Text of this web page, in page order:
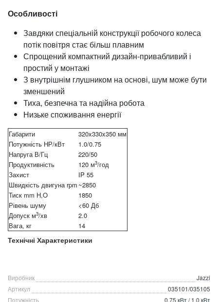
Особливості
Завдяки спеціальній конструкції робочого колеса
потік повітря стає більш плавним
Спрощений компактний дизайн-привабливий і
простий у монтажі
З внутрішнім глушником на основі, шум може бути
зменшений
Тиха, безпечна та надійна робота
Низьке споживання енергії
Технічні Характеристики
Габарити
320x330x350 мм
Потужність НР/кВт
1.0/0.75
Напруга В/Гц
220/50
Продуктивність
120 м3/год
Захист
IP 55
Швидкість двигуна rpm ~2850
Тиск mm H,O
1850
Рівень шуму
<60 Дб
Допуск м3/хв
2.0
Вага, кг
14
Виробник
Jazzi
Артикул
035101/035105
Потужність
0.75 кВт / 1.0 кВт